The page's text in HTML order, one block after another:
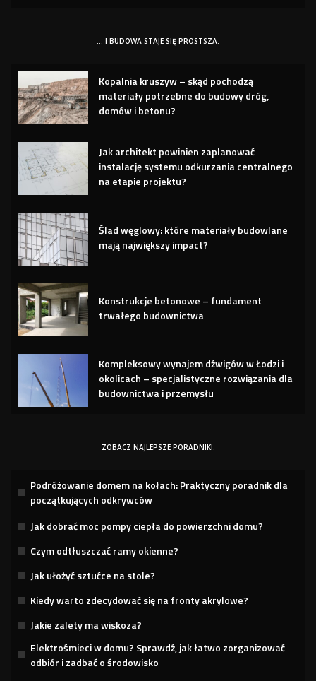
… I BUDOWA STAJE SIĘ PROSTSZA:
Kopalnia kruszyw – skąd pochodzą
materiały potrzebne do budowy dróg,
domów i betonu?
Jak architekt powinien zaplanować
instalację systemu odkurzania centralnego
na etapie projektu?
Ślad węglowy: które materiały budowlane
mają największy impact?
Konstrukcje betonowe – fundament
trwałego budownictwa
Kompleksowy wynajem dźwigów w Łodzi i
okolicach – specjalistyczne rozwiązania dla
budownictwa i przemysłu
ZOBACZ NAJLEPSZE PORADNIKI:
Podróżowanie domem na kołach: Praktyczny poradnik dla
początkujących odkrywców
Jak dobrać moc pompy ciepła do powierzchni domu?
Czym odtłuszczać ramy okienne?
Jak ułożyć sztućce na stole?
Kiedy warto zdecydować się na fronty akrylowe?
Jakie zalety ma wiskoza?
Elektrośmieci w domu? Sprawdź, jak łatwo zorganizować
odbiór i zadbać o środowisko